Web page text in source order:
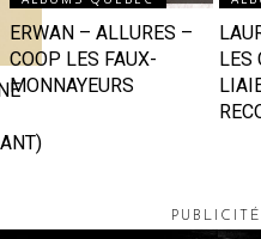
ERWAN – ALLURES –
COOP LES FAUX-
MONNAYEURS
LES
PUBLICITÉ